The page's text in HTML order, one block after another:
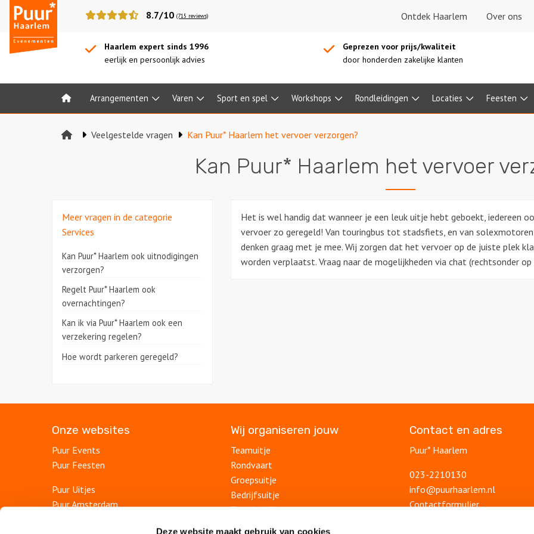
Deze website maakt gebruik van cookies
Puur*
Haarlem
bedrijfsuitjes
8.7/10 (715 reviews) Ontdek Haarlem Over ons
Haarlem expert sinds 1996
eerlijk en persoonlijk advies
Geprezen voor prijs/kwaliteit
door honderden zakelijke klanten
Home Arrangementen Varen Sport en spel Workshops Rondleidingen Locaties Feesten
Veelgestelde vragen Kan Puur* Haarlem het vervoer verzorgen?
Kan Puur* Haarlem het vervoer
Meer vragen in de categorie
Services
Kan Puur* Haarlem ook uitnodigingen
verzorgen?
Regelt Puur* Haarlem ook
overnachtingen?
Kan ik via Puur* Haarlem ook een
verzekering regelen?
Hoe wordt parkeren geregeld?
Het is wel handig dat wanneer je een leuk uitje hebt geboekt, iedereen
vervoer zo geregeld! Van touringbus tot stadsfiets, en van
denken graag met je mee. Wij zorgen dat het vervoer op de juiste plek
worden verplaatst. Vraag naar de mogelijkheden via chat (rechtsonder op
Onze websites
Puur Events
Puur Feesten
Puur Uitjes
Puur Amsterdam
Wij organiseren jouw
Teamuitje
Rondvaart
Groepsuitje
Bedrijfsuitje
Teambuilding
Contact en adres
Puur* Haarlem
023-2210130
info@puurhaarlem.nl
Contactformulier